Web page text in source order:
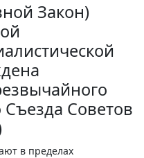
Закон)
Съезда Советов
в пределах